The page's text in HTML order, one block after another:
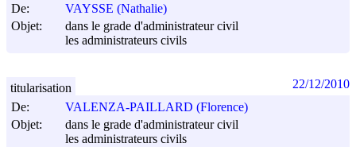
De:
VAYSSE (Nathalie)
Objet:
dans le grade d'administrateur civil
les administrateurs civils
De:
VALENZA-PAILLARD (Florence)
Objet:
dans le grade d'administrateur civil
les administrateurs civils
titularisation 22/12/2010